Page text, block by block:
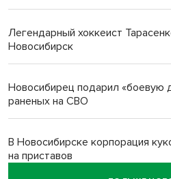
Легендарный хоккеист
Новосибирск
Новосибирец подарил «боевую
раненых на СВО
В Новосибирске корпорация
на приставов